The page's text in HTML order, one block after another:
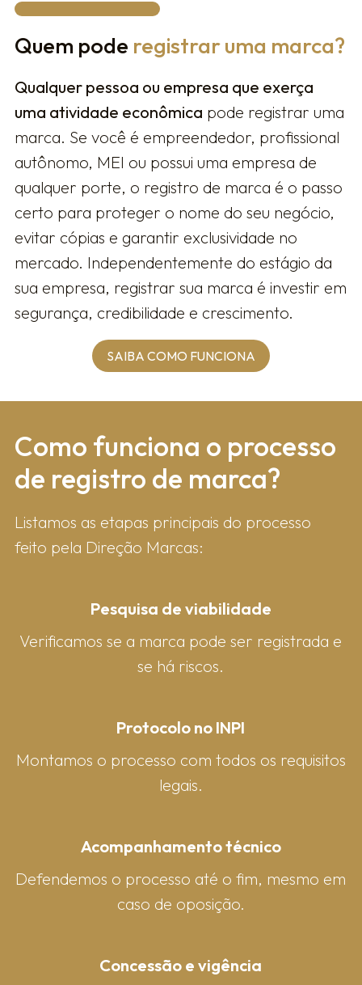
Quem pode registrar uma marca?
Qualquer pessoa ou empresa que exerça
uma atividade econômica pode registrar uma
marca. Se você é empreendedor, profissional
autônomo, MEI ou possui uma empresa de
qualquer porte, o registro de marca é o passo
certo para proteger o nome do seu negócio,
evitar cópias e garantir exclusividade no
mercado. Independentemente do estágio da
sua empresa, registrar sua marca é investir em
segurança, credibilidade e crescimento.
SAIBA COMO FUNCIONA
Como fun​ciona o processo
de registro de marca?
Listamos as etapas principais do processo
feito pela Direção Marcas:
Pesquisa de viabilidade
Verificamos se a marca pode ser registrada e
se há riscos.
Protocolo no INPI
Montamos o processo com todos os requisitos
legais.
Acompanhamento técnico
Defendemos o processo até o fim, mesmo em
caso de oposição.
Concessão e vigência